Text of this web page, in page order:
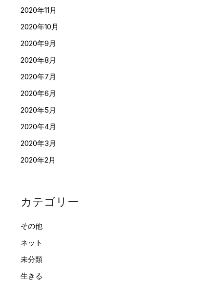
2020年11月
2020年10月
2020年9月
2020年8月
2020年7月
2020年6月
2020年5月
2020年4月
2020年3月
2020年2月
カテゴリー
その他
ネット
未分類
生きる